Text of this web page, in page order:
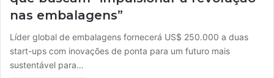
nas embalagens”
Líder global de embalagens fornecerá US$ 250.000 a duas
start-ups com inovações de ponta para um futuro mais
sustentável para…